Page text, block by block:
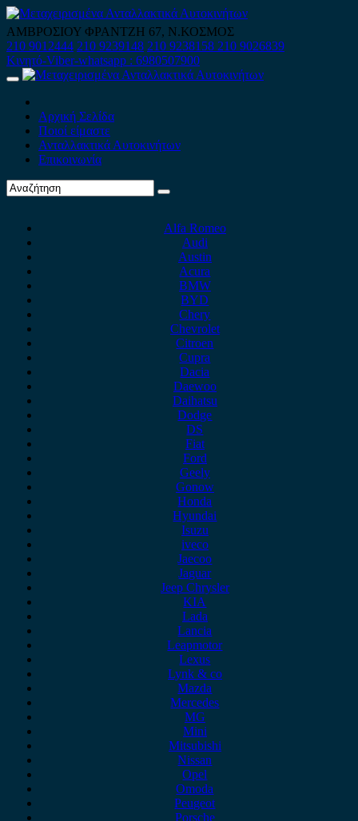
Skip
to
content
ΑΜΒΡΟΣΙΟΥ ΦΡΑΝΤΖΗ 67, Ν.ΚΟΣΜΟΣ
210 9012444 210 9239148 210 9238158 210 9026839
Κινητό-Viber-whatsapp : 6980507900
Primary
Αρχική Σελίδα
Ποιοί είμαστε
Ανταλλακτικά Αυτοκινήτων
Επικοινωνία
Alfa Romeo
Audi
Austin
Acura
BMW
BYD
Chery
Chevrolet
Citroen
Cupra
Dacia
Daewoo
Daihatsu
Dodge
DS
Fiat
Ford
Geely
Gonow
Honda
Hyundai
Isuzu
iveco
Jaecoo
Jaguar
Jeep Chrysler
KIA
Lada
Lancia
Leapmotor
Lexus
Lynk & co
Mazda
Mercedes
MG
Mini
Mitsubishi
Nissan
Opel
Omoda
Peugeot
Porsche